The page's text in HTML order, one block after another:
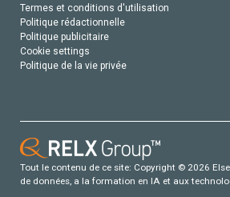
Termes et conditions d'utilisation
Politique rédactionnelle
Politique publicitaire
Cookie settings
Politique de la vie privée
Tout le contenu de ce site: Copyright © 2026
de données, a la formation en IA et aux